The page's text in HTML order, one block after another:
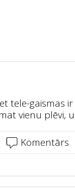
tele-gaismas
vienu plēvi,
Komentārs